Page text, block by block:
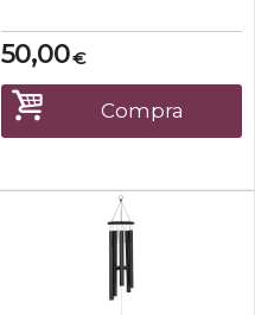
giardino e la tua casa. Il loro
suono magico riempie
l'intero ambiente e ti invita a
sognare.Questi rintocchi
sono caratterizzati da una
risona...
€
50,00
Compra